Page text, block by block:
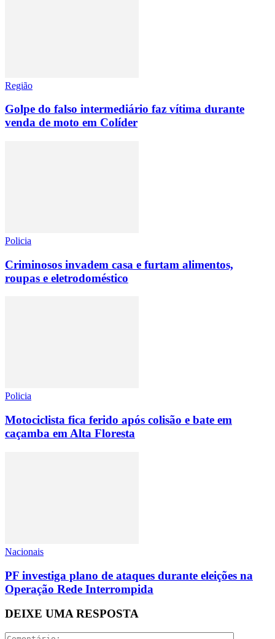
Região
Golpe do falso intermediário faz vítima durante
venda de moto em Colíder
Policia
Criminosos invadem casa e furtam alimentos,
roupas e eletrodoméstico
Policia
Motociclista fica ferido após colisão e bate em
caçamba em Alta Floresta
Nacionais
PF investiga plano de ataques durante eleições na
Operação Rede Interrompida
DEIXE UMA RESPOSTA